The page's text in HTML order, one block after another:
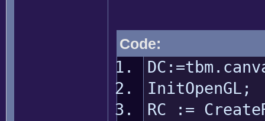
Code:
InitOpenGL;
RC :=